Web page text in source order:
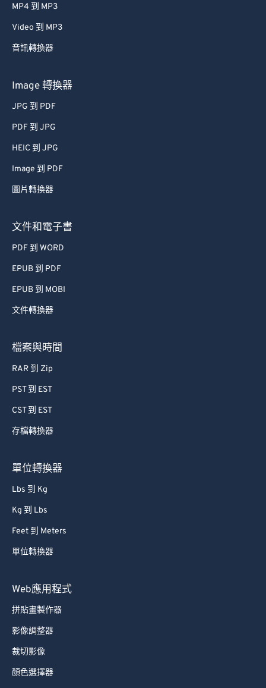
MP4 到 MP3
Video 到 MP3
音訊轉換器
Image 轉換器
JPG 到 PDF
PDF 到 JPG
HEIC 到 JPG
Image 到 PDF
圖片轉換器
文件和電子書
PDF 到 WORD
EPUB 到 PDF
EPUB 到 MOBI
文件轉換器
檔案與時間
RAR 到 Zip
PST 到 EST
CST 到 EST
存檔轉換器
單位轉換器
Lbs 到 Kg
Kg 到 Lbs
Feet 到 Meters
單位轉換器
Web應用程式
拼貼畫製作器
影像調整器
裁切影像
顏色選擇器